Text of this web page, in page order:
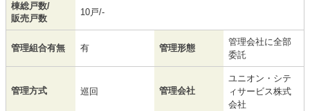
棟総戸数/
販売戸数
10戸/-
管理組合有無 有 管理形態
管理会社に全部
委託
管理方式 巡回 管理会社
ユニオン・シテ
ィサービス株式
会社